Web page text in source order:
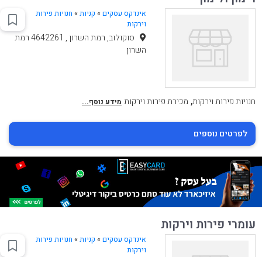
אינדקס עסקים » קניות» חנויות פירות
וירקות
סוקולוב, רמת השרון , 4642261 רמת
השרון
חנויות פירות וירקות, מכירת פירות וירקות מידע נוסף...
לפרטים נוספים
עומרי פירות וירקות
אינדקס עסקים » קניות» חנויות פירות
וירקות